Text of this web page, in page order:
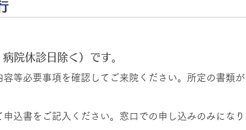
院休診日除く）です。
等必要事項を確認してご来院ください。所定の書類
込書をご記入ください。窓口での申し込みのみになり